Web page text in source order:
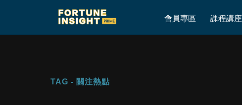
會員專區 課程講座
關注熱點
TAG - 關注熱點